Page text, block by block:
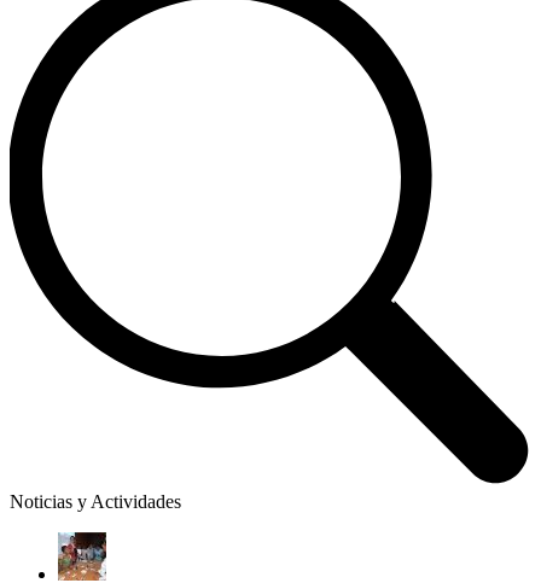
Noticias y Actividades